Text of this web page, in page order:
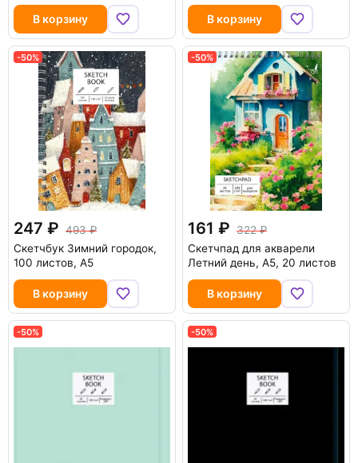
В корзину В корзину
-50%
247
493
Скетчбук Зимний городок,
100 листов, А5
В корзину
-50%
161
322
Скетчпад для акварели
Летний день, А5, 20 листов
В корзину
-50% -50%